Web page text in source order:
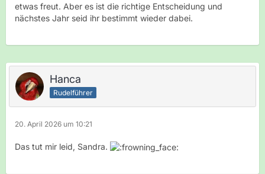
etwas freut. Aber es ist die richtige Entscheidung und
nächstes Jahr seid ihr bestimmt wieder dabei.
Hanca
Rudelführer
20. April 2026 um 10:21
Das tut mir leid, Sandra.